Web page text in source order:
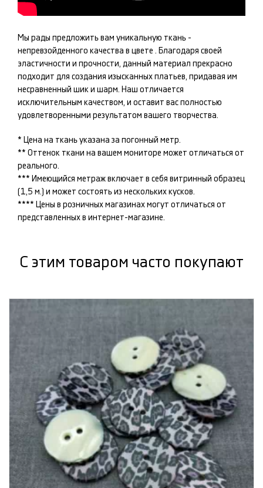
Мы рады предложить вам уникальную ткань -
непревзойденного качества в цвете . Благодаря своей
эластичности и прочности, данный материал прекрасно
подходит для создания изысканных платьев, придавая им
несравненный шик и шарм. Наш отличается
исключительным качеством, и оставит вас полностью
удовлетворенными результатом вашего творчества.
* Цена на ткань указана за погонный метр.
** Оттенок ткани на вашем мониторе может отличаться от
реального.
*** Имеющийся метраж включает в себя витринный образец
(1,5 м.) и может состоять из нескольких кусков.
**** Цены в розничных магазинах могут отличаться от
представленных в интернет-магазине.
С этим товаром часто покупают